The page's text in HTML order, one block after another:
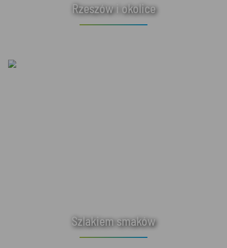
Rzeszów i okolice
Szlakiem smaków